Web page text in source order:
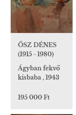
ŐSZ DÉNES
(1915 - 1980)
Ágyban fekvő
kisbaba , 1943
195 000 Ft